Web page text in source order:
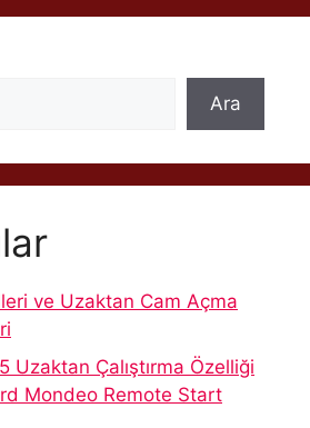
Ara
ve Uzaktan Cam Açma
Uzaktan Çalıştırma Özelliği
Mondeo Remote Start